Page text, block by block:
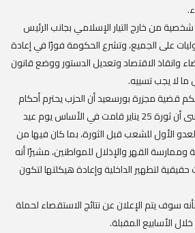
من خارج التيار الإسلامي بجانب الرئيس
على الجميع، وتشرع الحكومة فورًا في إعادة
وانقاذ الاقتصاد وتعديل الدستور ووضع قانون
لا يجب تسييه.
قضية مجزرة بورسعيد أن الحزب يحترم أحكام
القضاء، ولكن لا يجب أن ننسى أن ثورة 25 يناير قامت في الأساس يوم عيد
الأول للشعب قبل الثورة، بما كان فيها من
القهر والإذلال للمواطنين، مشيرًا أنه
حقيقية لتطهير الداخلية وإعادة هيكلتها لتكون
سوف يتم الإعلان عن نتائج الاستقصاء لحملة
الأسابيع المقبلة.